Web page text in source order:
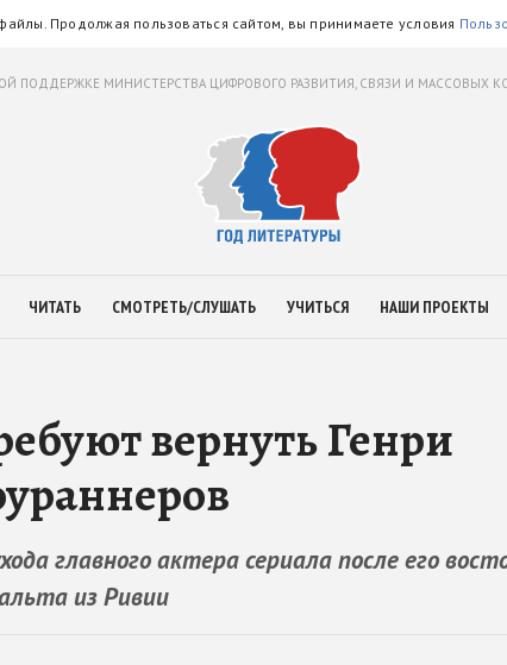
Продолжая пользоваться сайтом, вы принимаете условия
ПОДДЕРЖКЕ МИНИСТЕРСТВА ЦИФРОВОГО РАЗВИТИЯ, СВЯЗИ И МАССОВЫХ
ЧИТАТЬ СМОТРЕТЬ/СЛУШАТЬ УЧИТЬСЯ НАШИ ПРОЕКТЫ
вернуть Генри
главного актера сериала после его
из Ривии